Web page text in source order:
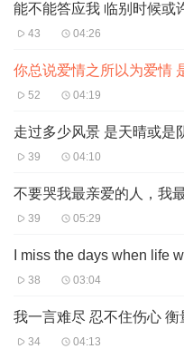
能不能答应我 临别时候或
43 04:26
52 04:19
走过多少风景 是天晴或是
39 04:10
39 05:29
38 03:04
34 04:13